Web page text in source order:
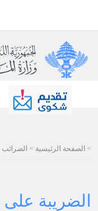
EN
> الصفحة الرئيسية > الضرائب
الضريبة